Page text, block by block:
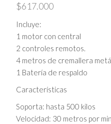
$617.000
Incluye:
1 motor con central
2 controles remotos.
4 metros de cremallera
1 Batería de respaldo
Características
Soporta: hasta 500 kilos
Velocidad: 30 metros por